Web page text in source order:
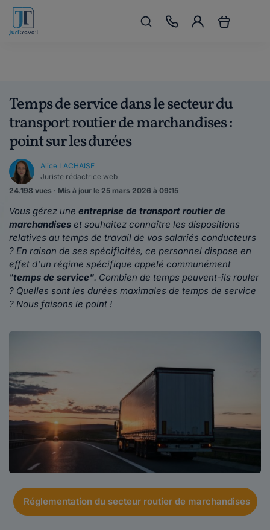
Temps de service dans le secteur du
transport routier de marchandises :
point sur les durées
Alice LACHAISE
Juriste rédactrice web
24.198 vues · Mis à jour le 25 mars 2026 à 09:15
Vous gérez une entreprise de transport routier de
marchandises et souhaitez connaître les dispositions
relatives au temps de travail de vos salariés conducteurs
? En raison de ses spécificités, ce personnel dispose en
effet d'un régime spécifique appelé communément
"temps de service". Combien de temps peuvent-ils rouler
? Quelles sont les durées maximales de temps de service
? Nous faisons le point !
Réglementation du secteur routier de marchandises